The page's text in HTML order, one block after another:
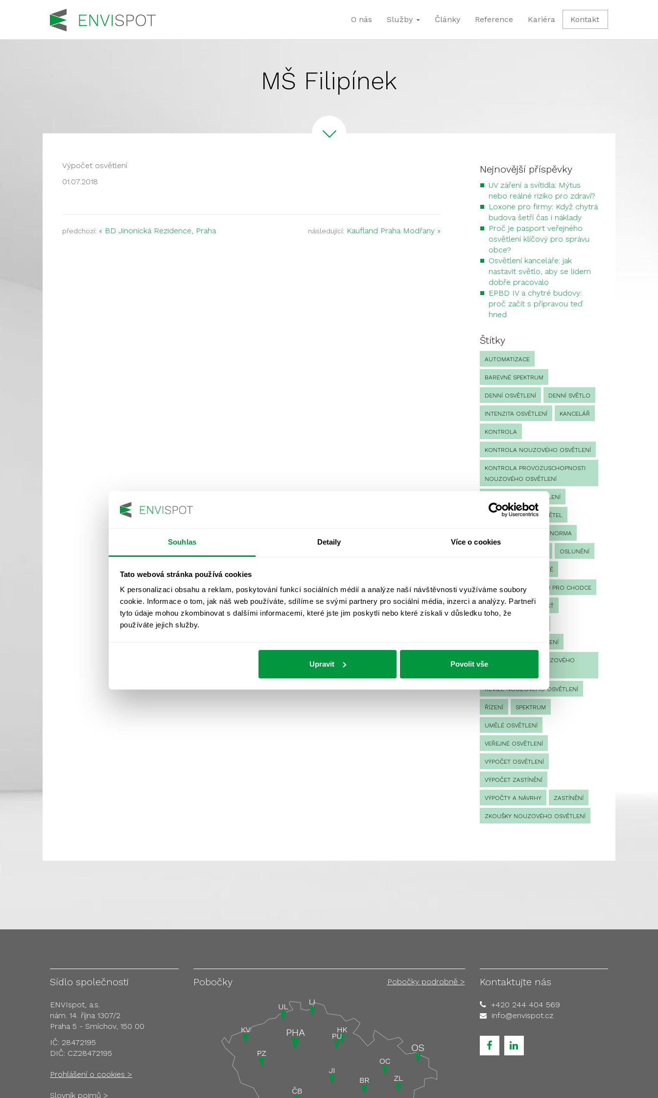
Souhlas Detaily Více o cookies
Tato webová stránka používá cookies
K personalizaci obsahu a reklam, poskytování funkcí sociálních médií a analýze naší návštěvnosti využíváme soubory
cookie. Informace o tom, jak náš web používáte, sdílíme se svými partnery pro sociální média, inzerci a analýzy. Partneři
tyto údaje mohou zkombinovat s dalšími informacemi, které jste jim poskytli nebo které získali v důsledku toho, že
používáte jejich služby.
Upravit Povolit vše
O nás Služby Články Reference Kariéra Kontakt
MŠ Filipínek
Výpočet osvětlení
01.07.2018
předchozí: « BD Jinonická Rezidence, Praha následující: Kaufland Praha Modřany»
Nejnovější příspěvky
UV záření a svítidla: Mýtus
nebo reálné riziko pro zdraví?
Loxone pro firmy: Když chytrá
budova šetří čas i náklady
Proč je pasport veřejného
osvětlení klíčový pro správu
obce?
Osvětlení kanceláře: jak
nastavit světlo, aby se lidem
dobře pracovalo
EPBD IV a chytré budovy:
proč začít s přípravou teď
hned
Štítky
AUTOMATIZACE
BAREVNÉ SPEKTRUM
DENNÍ OSVĚTLENÍ DENNÍ SVĚTLO
INTENZITA OSVĚTLENÍ KANCELÁŘ
KONTROLA
KONTROLA NOUZOVÉHO OSVĚTLENÍ
KONTROLA PROVOZUSCHOPNOSTI
NOUZOVÉHO OSVĚTLENÍ
LED NOUZOVÉ OSVĚTLENÍ
MĚŘENÍ MĚŘENÍ SVĚTEL
NORMA
OSLUNĚNÍ
OSVĚTLENÍ PRACOVIŠTĚ
OSVĚTLENÍ PŘECHODŮ PRO CHODCE
OSVĚTLENÍ SPORTOVIŠŤ
PROTIPANICKÉ OSVĚTLENÍ
PROVOZNÍ DENÍK NOUZOVÉHO
REVIZE NOUZOVÉHO OSVĚTLENÍ
ŘÍZENÍ SPEKTRUM
UMĚLÉ OSVĚTLENÍ
VEŘEJNÉ OSVĚTLENÍ
VÝPOČET OSVĚTLENÍ
VÝPOČET ZASTÍNĚNÍ
VÝPOČTY A NÁVRHY ZASTÍNĚNÍ
ZKOUŠKY NOUZOVÉHO OSVĚTLENÍ
Sídlo společnosti
ENVIspot, a.s.
nám. 14. října 1307/2
Praha 5 - Smíchov, 150 00
IČ: 28472195
DIČ: CZ28472195
Prohlášení o cookies >
Slovník pojmů >
Pobočky Pobočky podrobně > Kontaktujte nás
+420 244 404 569
info@envispot.cz